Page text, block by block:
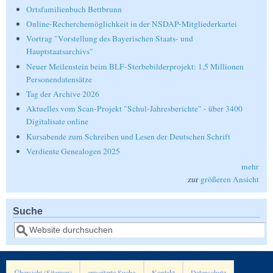
Ortsfamilienbuch Bettbrunn
Online-Recherchemöglichkeit in der NSDAP-Mitgliederkartei
Vortrag "Vorstellung des Bayerischen Staats- und
Hauptstaatsarchivs"
Neuer Meilenstein beim BLF-Sterbebilderprojekt: 1,5 Millionen
Personendatensätze
Tag der Archive 2026
Aktuelles vom Scan-Projekt "Schul-Jahresberichte" - über 3400
Digitalisate online
Kursabende zum Schreiben und Lesen der Deutschen Schrift
Verdiente Genealogen 2025
mehr
zur größeren Ansicht
Suche
Suche